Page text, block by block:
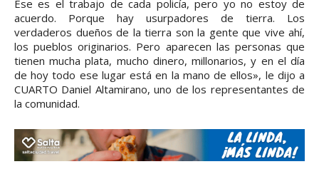
Ese es el trabajo de cada policía, pero yo no estoy de
acuerdo. Porque hay usurpadores de tierra. Los
verdaderos dueños de la tierra son la gente que vive ahí,
los pueblos originarios. Pero aparecen las personas que
tienen mucha plata, mucho dinero, millonarios, y en el día
de hoy todo ese lugar está en la mano de ellos», le dijo a
CUARTO Daniel Altamirano, uno de los representantes de
la comunidad.